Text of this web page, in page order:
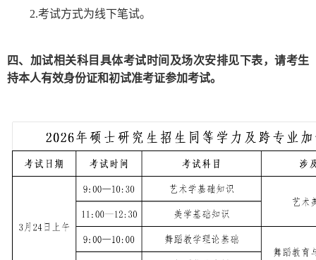
2.考试方式为线下笔试。
四、加试相关科目具体考试时间及场次安排见下表，请考生
持本人有效身份证和初试准考证参加考试。